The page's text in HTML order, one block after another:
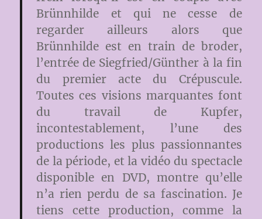
Brünnhilde et qui ne cesse de
regarder ailleurs alors que
Brünnhilde est en train de broder,
l’entrée de Siegfried/Günther à la fin
du premier acte du Crépuscule.
Toutes ces visions marquantes font
du travail de Kupfer,
incontestablement, l’une des
productions les plus passionnantes
de la période, et la vidéo du spectacle
disponible en DVD, montre qu’elle
n’a rien perdu de sa fascination. Je
tiens cette production, comme la